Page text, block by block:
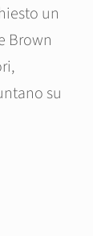
un
Brown
su